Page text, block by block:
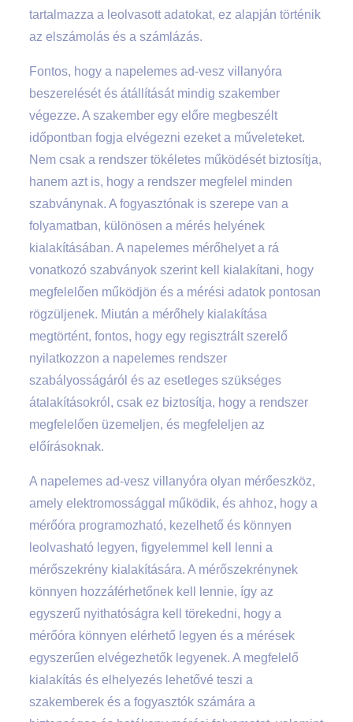
tartalmazza a leolvasott adatokat, ez alapján történik
az elszámolás és a számlázás.
Fontos, hogy a napelemes ad-vesz villanyóra
beszerelését és átállítását mindig szakember
végezze. A szakember egy előre megbeszélt
időpontban fogja elvégezni ezeket a műveleteket.
Nem csak a rendszer tökéletes működését biztosítja,
hanem azt is, hogy a rendszer megfelel minden
szabványnak. A fogyasztónak is szerepe van a
folyamatban, különösen a mérés helyének
kialakításában. A napelemes mérőhelyet a rá
vonatkozó szabványok szerint kell kialakítani, hogy
megfelelően működjön és a mérési adatok pontosan
rögzüljenek. Miután a mérőhely kialakítása
megtörtént, fontos, hogy egy regisztrált szerelő
nyilatkozzon a napelemes rendszer
szabályosságáról és az esetleges szükséges
átalakításokról, csak ez biztosítja, hogy a rendszer
megfelelően üzemeljen, és megfeleljen az
előírásoknak.
A napelemes ad-vesz villanyóra olyan mérőeszköz,
amely elektromossággal működik, és ahhoz, hogy a
mérőóra programozható, kezelhető és könnyen
leolvasható legyen, figyelemmel kell lenni a
mérőszekrény kialakítására. A mérőszekrénynek
könnyen hozzáférhetőnek kell lennie, így az
egyszerű nyithatóságra kell törekedni, hogy a
mérőóra könnyen elérhető legyen és a mérések
egyszerűen elvégezhetők legyenek. A megfelelő
kialakítás és elhelyezés lehetővé teszi a
szakemberek és a fogyasztók számára a